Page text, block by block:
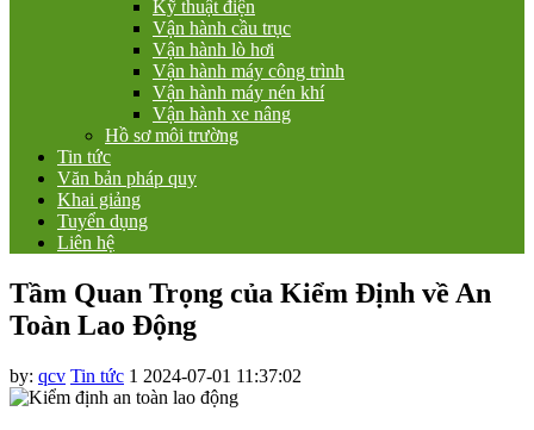
Kỹ thuật điện
Vận hành cầu trục
Vận hành lò hơi
Vận hành máy công trình
Vận hành máy nén khí
Vận hành xe nâng
Hồ sơ môi trường
Tin tức
Văn bản pháp quy
Khai giảng
Tuyển dụng
Liên hệ
Tầm Quan Trọng của Kiểm Định về An
Toàn Lao Động
by: qcv Tin tức 1 2024-07-01 11:37:02